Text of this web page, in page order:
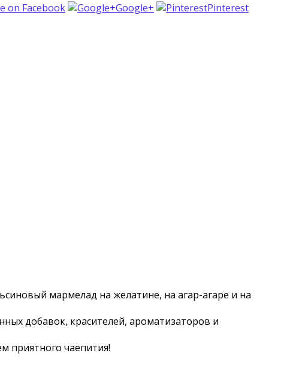
on Facebook Google+ Pinterest
мармелад на желатине, на агар-агаре и на
добавок, красителей, ароматизаторов и
приятного чаепития!